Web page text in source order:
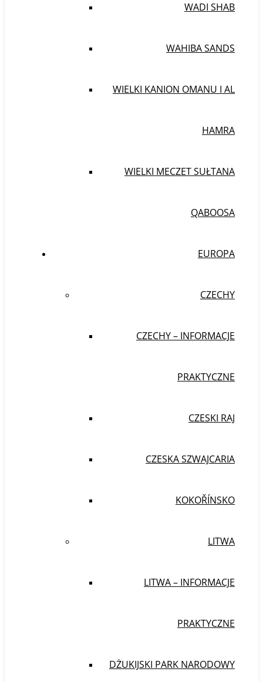
WADI SHAB
WAHIBA SANDS
WIELKI KANION OMANU I AL
HAMRA
WIELKI MECZET SUŁTANA
QABOOSA
EUROPA
CZECHY
CZECHY – INFORMACJE
PRAKTYCZNE
CZESKI RAJ
CZESKA SZWAJCARIA
KOKOŘÍNSKO
LITWA
LITWA – INFORMACJE
PRAKTYCZNE
DŻUKIJSKI PARK NARODOWY